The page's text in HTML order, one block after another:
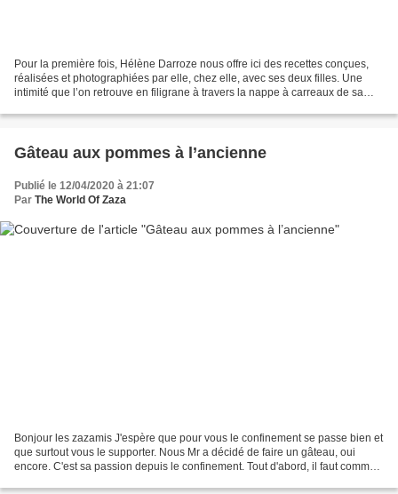
Pour la première fois, Hélène Darroze nous offre ici des recettes conçues,
réalisées et photographiées par elle, chez elle, avec ses deux filles. Une
intimité que l’on retrouve en filigrane à travers la nappe à carreaux de sa
Gâteau aux pommes à l’ancienne
Publié le 12/04/2020 à 21:07
Par The World Of Zaza
Bonjour les zazamis J'espère que pour vous le confinement se passe bien et
que surtout vous le supporter. Nous Mr a décidé de faire un gâteau, oui
encore. C'est sa passion depuis le confinement. Tout d'abord, il faut comme